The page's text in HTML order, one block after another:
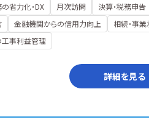
省力化・DX 月次訪問 決算・税務申告
金融機関からの信用力向上 相続・事
事利益管理
詳細を見る